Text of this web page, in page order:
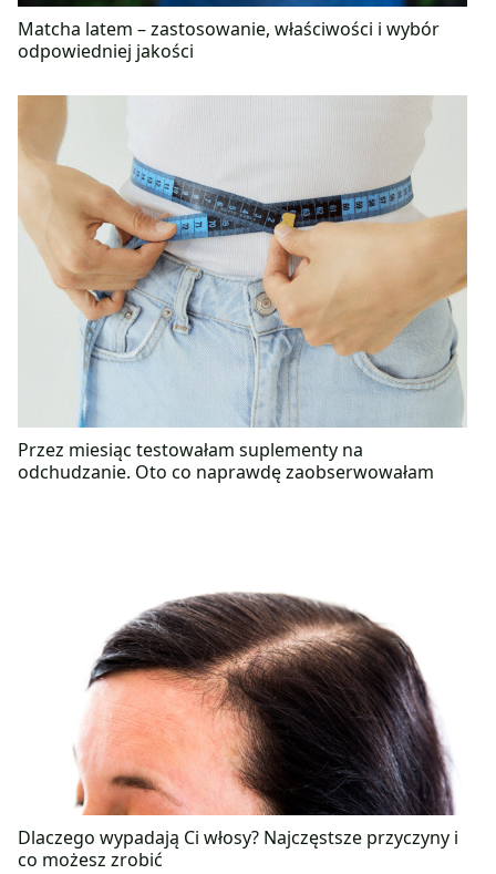
Matcha latem – zastosowanie, właściwości i wybór
odpowiedniej jakości
Przez miesiąc testowałam suplementy na
odchudzanie. Oto co naprawdę zaobserwowałam
Dlaczego wypadają Ci włosy? Najczęstsze przyczyny i
co możesz zrobić